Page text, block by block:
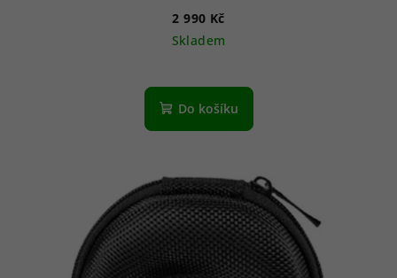
2 990 Kč
Skladem
Do košíku